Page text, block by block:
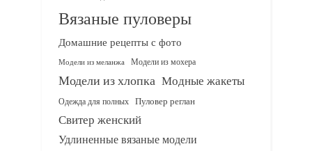
Вязаные пуловеры
Домашние рецепты с фото
Модели из меланжа Модели из мохера
Модели из хлопка Модные жакеты
Одежда для полных Пуловер реглан
Свитер женский
Удлиненные вязаные модели